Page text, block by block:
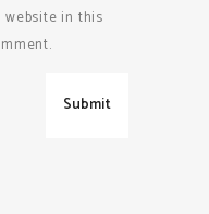
website in this